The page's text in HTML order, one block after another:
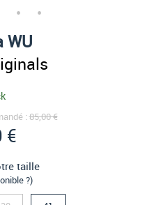
WU
:85,00 €
€
taille
?)